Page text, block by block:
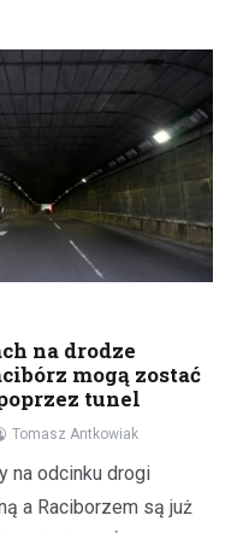
na drodze
mogą zostać
tunel
Tomasz Antkowiak
na odcinku drogi
a Raciborzem są już
barszcz?
z uszkami, pasztecikami
potrawa na
stole. Warto wiedzieć jak
barszcz,…